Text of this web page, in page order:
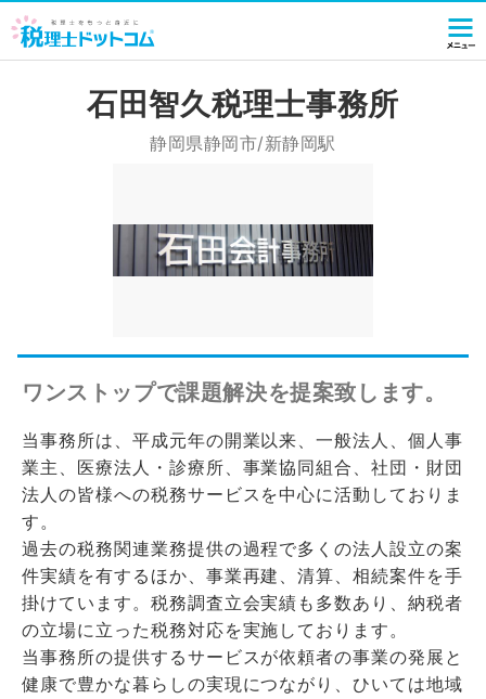
石田智久税理士事務所
静岡県静岡市/新静岡駅
ワンストップで課題解決を提案致します。
当事務所は、平成元年の開業以来、一般法人、個人事
業主、医療法人・診療所、事業協同組合、社団・財団
法人の皆様への税務サービスを中心に活動しておりま
す。
過去の税務関連業務提供の過程で多くの法人設立の案
件実績を有するほか、事業再建、清算、相続案件を手
掛けています。税務調査立会実績も多数あり、納税者
の立場に立った税務対応を実施しております。
当事務所の提供するサービスが依頼者の事業の発展と
健康で豊かな暮らしの実現につながり、ひいては地域